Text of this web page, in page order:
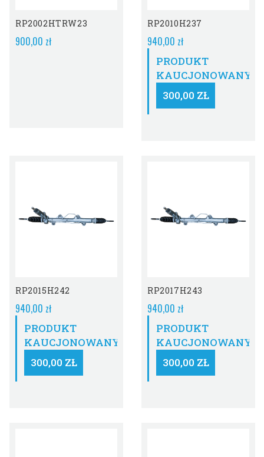
Stanie
RP2002HTRW23
900,00 zł
RP2010H237
940,00 zł
PRODUKT
KAUCJONOWANY:
300,00 ZŁ
RP2015H242
940,00 zł
PRODUKT
KAUCJONOWANY:
300,00 ZŁ
RP2017H243
940,00 zł
PRODUKT
KAUCJONOWANY:
300,00 ZŁ